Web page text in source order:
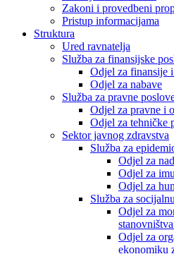
Zakoni i provedbeni
Pristup informacijama
Struktura
Ured ravnatelja
Služba za finansijske
Odjel za finansije
Odjel za nabave
Služba za pravne
Odjel za pravne i
Odjel za tehničke
Sektor javnog zdravstva
Služba za
Odjel za
Odjel za
Odjel za
Služba za
Odjel za
Odjel za
ekonomiku